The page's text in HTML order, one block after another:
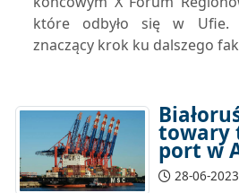
które odbyło się w Ufie.
znaczący krok ku dalszego
towary
port w
28-06-